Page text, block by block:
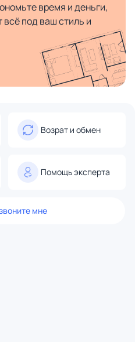
время и деньги,
под ваш стиль и
Возрат и обмен
Помощь эксперта
мне